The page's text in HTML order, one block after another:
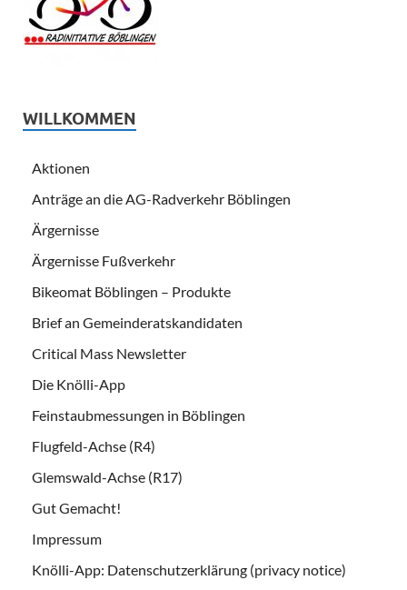
WILLKOMMEN
Aktionen
Anträge an die AG-Radverkehr Böblingen
Ärgernisse
Ärgernisse Fußverkehr
Bikeomat Böblingen – Produkte
Brief an Gemeinderatskandidaten
Critical Mass Newsletter
Die Knölli-App
Feinstaubmessungen in Böblingen
Flugfeld-Achse (R4)
Glemswald-Achse (R17)
Gut Gemacht!
Impressum
Knölli-App: Datenschutzerklärung (privacy notice)